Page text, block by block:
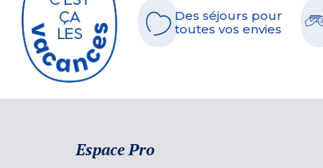
Des séjours pour
toutes vos envies
Espace Pro